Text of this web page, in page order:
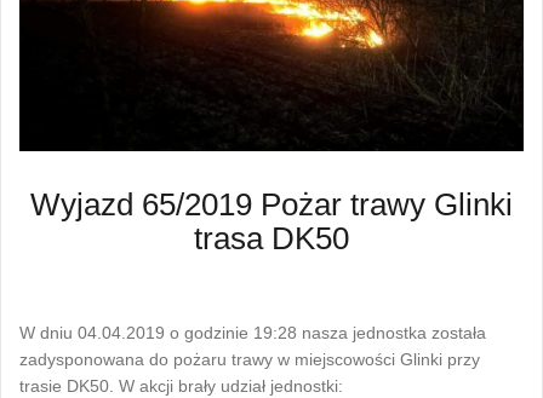
Wyjazd 65/2019 Pożar trawy Glinki
trasa DK50
W dniu 04.04.2019 o godzinie 19:28 nasza jednostka została
zadysponowana do pożaru trawy w miejscowości Glinki przy
trasie DK50. W akcji brały udział jednostki: